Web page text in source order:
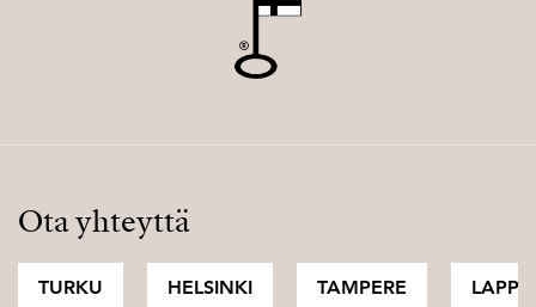
Ota yhteyttä
TURKU HELSINKI TAMPERE LAPPI